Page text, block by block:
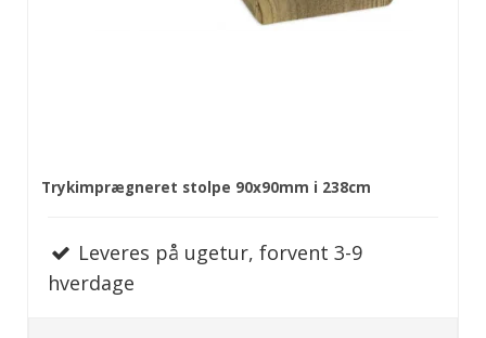
Trykimprægneret stolpe 90x90mm i 238cm
Leveres på ugetur, forvent 3-9
hverdage